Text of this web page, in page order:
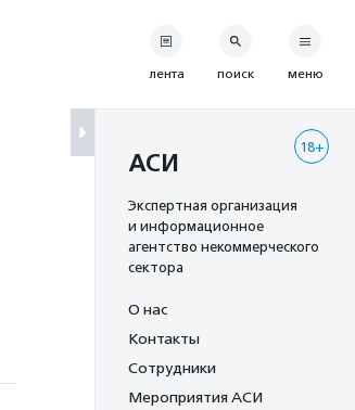
лента поиск меню
18+
АСИ
Экспертная организация
и информационное
агентство некоммерческого
сектора
О нас
Контакты
Сотрудники
Мероприятия АСИ